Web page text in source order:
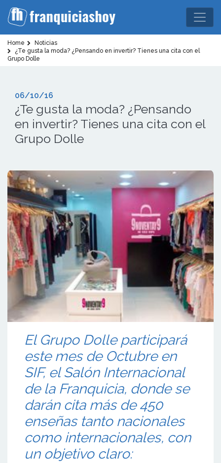
Home
Noticias
¿Te gusta la moda? ¿Pensando en invertir? Tienes una cita con el
Grupo Dolle
06/10/16
¿Te gusta la moda? ¿Pensando
en invertir? Tienes una cita con el
Grupo Dolle
El Grupo Dolle participará
este mes de Octubre en
SIF, el Salón Internacional
de la Franquicia, donde se
darán cita más de 450
enseñas tanto nacionales
como internacionales, con
un objetivo claro: